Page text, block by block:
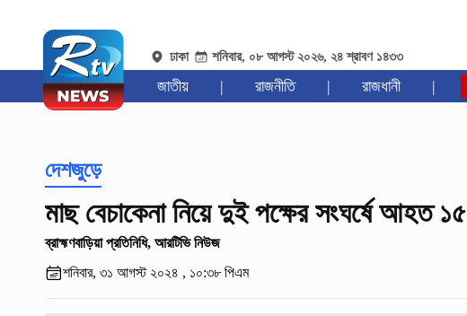
ঢাকা শনিবার, ০৮ আগস্ট ২০২৬, ২৪ শ্রাবণ ১৪৩৩
জাতীয় | রাজনীতি | রাজধানী |
দেশজুড়ে
মাছ বেচাকেনা নিয়ে দুই পক্ষের সংঘর্ষে আহত ১৫
ব্রাহ্মণবাড়িয়া প্রতিনিধি, আরটিভি নিউজ
শনিবার, ৩১ আগস্ট ২০২৪ , ১০:৩৮ পিএম